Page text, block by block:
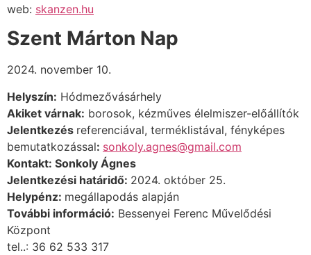
web: skanzen.hu
Szent Márton Nap
2024. november 10.
Helyszín: Hódmezővásárhely
Akiket várnak: borosok, kézműves élelmiszer-előállítók
Jelentkezés referenciával, terméklistával, fényképes
bemutatkozással: sonkoly.agnes@gmail.com
Kontakt: Sonkoly Ágnes
Jelentkezési határidő: 2024. október 25.
Helypénz: megállapodás alapján
További információ: Bessenyei Ferenc Művelődési
Központ
tel..: 36 62 533 317